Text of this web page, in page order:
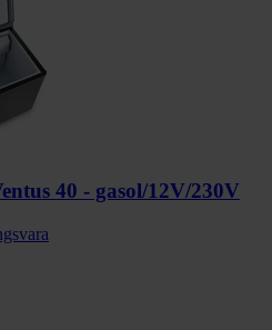
40 - gasol/12V/230V